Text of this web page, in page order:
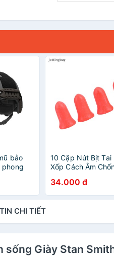
bảo
phong
10 Cặp Nút Bịt Tai
Xốp Cách Âm
34.000 đ
CHI TIẾT
sống Giày Stan